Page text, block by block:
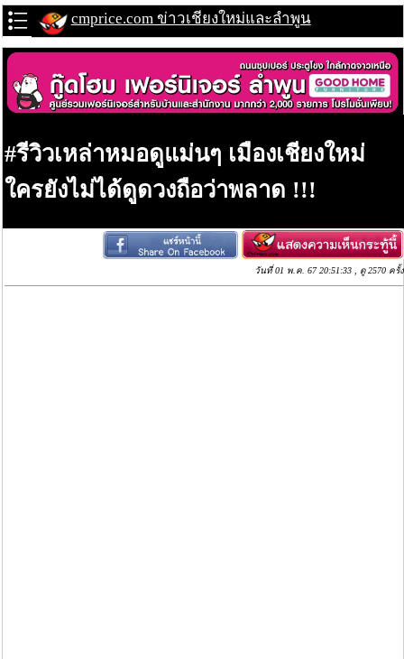
cmprice.com ข่าวเชียงใหม่และลำพูน
#รีวิวเหล่าหมอดูแม่นๆ เมืองเชียงใหม่
ใครยังไม่ได้ดูดวงถือว่าพลาด !!!
วันที่ 01 พ.ค. 67 20:51:33 , ดู 2570 ครั้ง